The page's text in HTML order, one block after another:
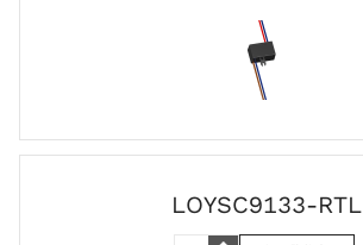
LOYSC9133-RTL